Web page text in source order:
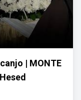
| MONTE